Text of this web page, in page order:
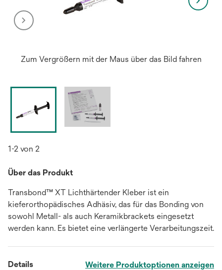
Zum Vergrößern mit der Maus über das Bild fahren
1-2 von 2
Über das Produkt
Transbond™ XT Lichthärtender Kleber ist ein
kieferorthopädisches Adhäsiv, das für das Bonding von
sowohl Metall- als auch Keramikbrackets eingesetzt
werden kann. Es bietet eine verlängerte Verarbeitungszeit.
Details Weitere Produktoptionen anzeigen